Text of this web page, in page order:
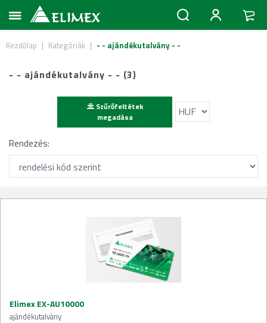
Kezdőlap | Kategóriák | - - ajándékutalvány - -
- - ajándékutalvány - - (3)
Szűrőfeltétek
megadása
Rendezés:
Elimex EX-AU10000
ajándékutalvány